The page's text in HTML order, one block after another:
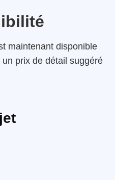
maintenant disponible
prix de détail suggéré